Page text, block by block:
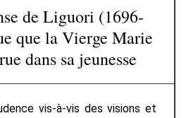
de Liguori (1696-
que la Vierge Marie
dans sa jeunesse
vis-à-vis des visions et